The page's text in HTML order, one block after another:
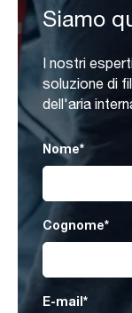
Siamo
I nostri
soluzione di
dell'aria
Nome*
Cognome*
E-mail*